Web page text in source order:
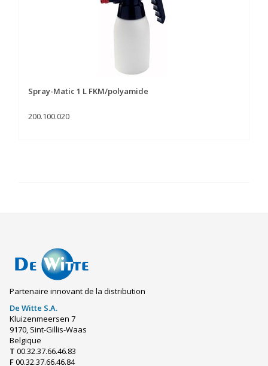
Spray-Matic 1 L FKM/polyamide
200.100.020
Partenaire innovant de la distribution
De Witte S.A.
Kluizenmeersen 7
9170, Sint-Gillis-Waas
Belgique
T 00.32.37.66.46.83
F00.32.37.66.46.84